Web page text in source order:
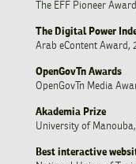
The EFF Pioneer
The Digital Power
Arab eContent Award,
OpenGovTn Awards
OpenGovTn Media
Akademia Prize
University of Manouba,
Best interactive